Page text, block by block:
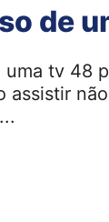
de
uma tv 48
assistir